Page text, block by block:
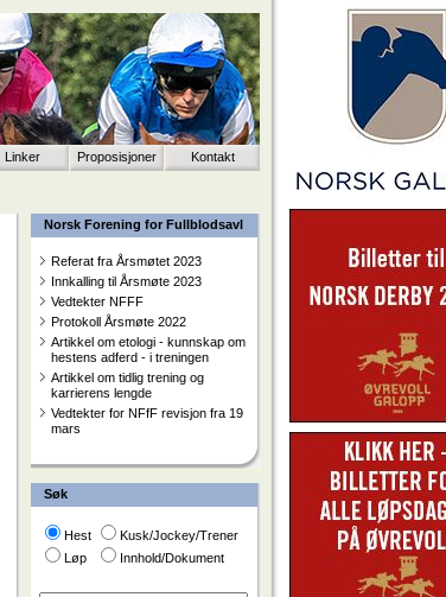
Linker Proposisjoner Kontakt
Norsk Forening for Fullblodsavl
Referat fra Årsmøtet 2023
Innkalling til Årsmøte 2023
Vedtekter NFFF
Protokoll Årsmøte 2022
Artikkel om etologi - kunnskap om
hestens adferd - i treningen
Artikkel om tidlig trening og
karrierens lengde
Vedtekter for NFfF revisjon fra 19
mars
Søk
Hest
Kusk/Jockey/Trener
Løp
Innhold/Dokument